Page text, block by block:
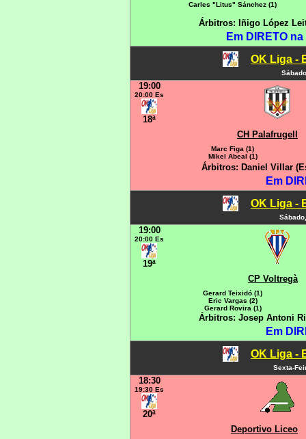
Carles "Litus" Sánchez (1)
Árbitros: Iñigo López
Em DIRETO
OK Liga -
19:00
20:00 Es
18ª
CH Palafrugell
Marc Figa (1)
Mikel Abeal (1)
Árbitros: Daniel Villar
Em
OK Liga -
19:00
20:00 Es
19ª
CP Voltregà
Gerard Teixidó (1)
Eric Vargas (2)
Gerard Rovira (1)
Árbitros: Josep Antoni
Em
OK Liga -
Sexta-
18:30
19:30 Es
20ª
Deportivo Liceo